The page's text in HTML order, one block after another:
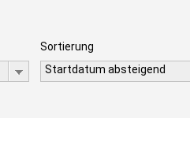
Sortierung
Startdatum absteigend